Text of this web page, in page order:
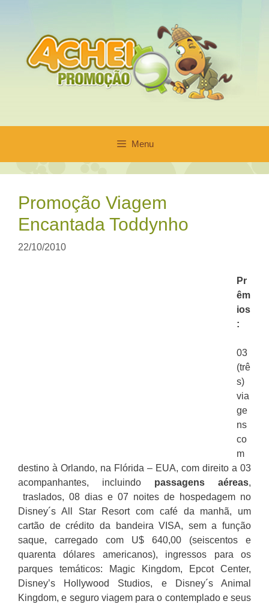
conteúdo
Menu
Promoção Viagem
Encantada Toddynho
22/10/2010
Pr
êm
ios
:
03
(trê
s)
via
ge
ns
co
m
destino à Orlando, na Flórida – EUA, com direito a 03
acompanhantes, incluindo passagens aéreas,
traslados, 08 dias e 07 noites de hospedagem no
Disney´s All Star Resort com café da manhã, um
cartão de crédito da bandeira VISA, sem a função
saque, carregado com U$ 640,00 (seiscentos e
quarenta dólares americanos), ingressos para os
parques temáticos: Magic Kingdom, Epcot Center,
Disney’s Hollywood Studios, e Disney´s Animal
Kingdom, e seguro viagem para o contemplado e seus